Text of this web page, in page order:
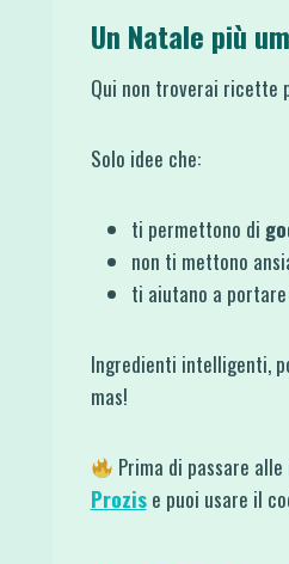
Un Natale più
Qui non troverai ricette
Solo idee che:
ti permettono di
non ti mettono
ti aiutano a
Ingredienti intelligenti,
mas!
Prima di passare
Prozise puoi usare il